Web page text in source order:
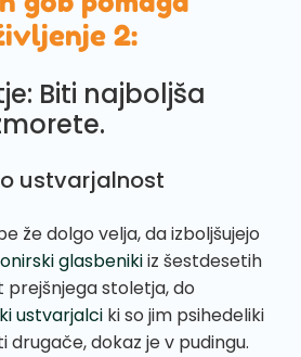
2:
Biti najboljša
ustvarjalnost
že dolgo velja, da izboljšujejo
glasbenikiiz šestdesetih
stoletja, do
ustvarjalci ki so jim psihedeliki
drugače, dokaz je v pudingu.